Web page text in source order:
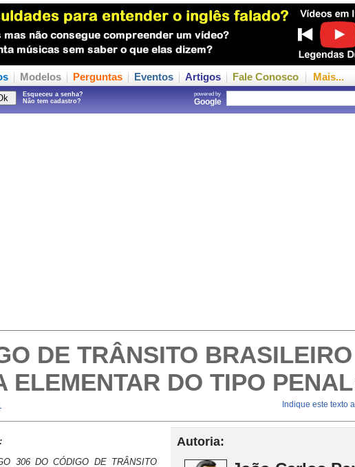
Modelos Perguntas Eventos Artigos Fale Conosco Mais...
Esqueceu a senha?
Não tem cadastro?
powered by
Google
DE TRÂNSITO
ELEMENTAR DO TIPO
Indique este texto
Autoria:
306 DO CÓDIGO DE TRÂNSITO